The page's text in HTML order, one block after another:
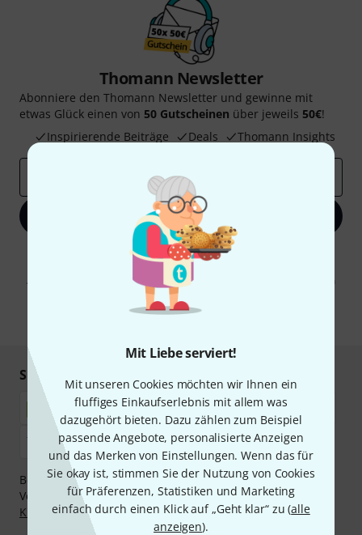
Mit Liebe serviert!
Mit unseren Cookies möchten wir Ihnen ein
fluffiges Einkaufserlebnis mit allem was
dazugehört bieten. Dazu zählen zum Beispiel
passende Angebote, personalisierte Anzeigen
und das Merken von Einstellungen. Wenn das für
Sie okay ist, stimmen Sie der Nutzung von Cookies
für Präferenzen, Statistiken und Marketing
einfach durch einen Klick auf „Geht klar“ zu (alle
anzeigen).
Thomann Newsletter
Abonniere den Thomann Newsletter und gewinne mit
etwas Glück einen von 50 Gutscheinen über jeweils 50€!
Inspirierende Beiträge
Deals Thomann Insights
Jetzt anmelden
Mit Klick auf „Jetzt anmelden“ stimmen Sie dem Erhalt von E-Mail-
Werbung und einer Messung des E-Mail-Nutzungsverhaltens zu. Die
Abmeldung ist jederzeit möglich. Weitere Informationen finden Sie in
unserenDatenschutzhinweisen
* Pflichtfeld
Sicher einkaufen & bezahlen
Bezahlen Sie vertraulich und sicher per Nachnahme,
Vorkasse, PayPal, Amazon Pay,Klarna Sofort bezahlen
Klarna Ratenzahlungoder Kreditkarte.